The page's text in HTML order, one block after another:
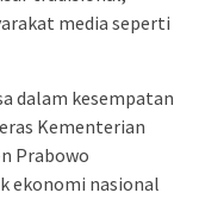
media seperti
dalam kesempatan
Kementerian
Prabowo
ekonomi nasional